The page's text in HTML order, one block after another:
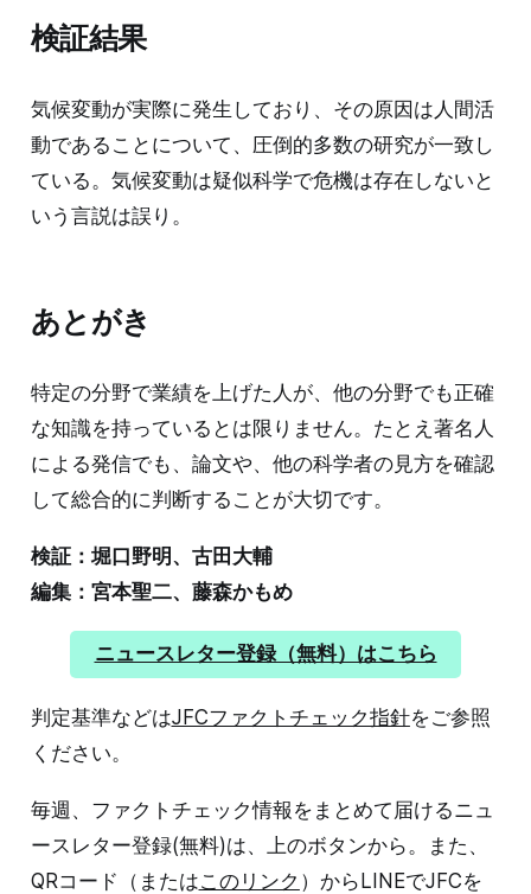
検証結果
気候変動が実際に発生しており、その原因は人間活
動であることについて、圧倒的多数の研究が一致し
ている。気候変動は疑似科学で危機は存在しないと
いう言説は誤り。
あとがき
特定の分野で業績を上げた人が、他の分野でも正確
な知識を持っているとは限りません。たとえ著名人
による発信でも、論文や、他の科学者の見方を確認
して総合的に判断することが大切です。
検証：堀口野明、古田大輔
編集：宮本聖二、藤森かもめ
ニュースレター登録（無料）はこちら
判定基準などはJFCファクトチェック指針をご参照
ください。
毎週、ファクトチェック情報をまとめて届けるニュ
ースレター登録(無料)は、上のボタンから。また、
QRコード（またはこのリンク ）からLINEでJFCを